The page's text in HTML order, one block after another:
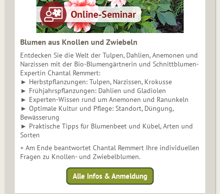
Blumen aus Knollen und Zwiebeln
Entdecken Sie die Welt der Tulpen, Dahlien, Anemonen und
Narzissen mit der Bio-Blumengärtnerin und Schnittblumen-
Expertin Chantal Remmert:
► Herbstpflanzungen: Tulpen, Narzissen, Krokusse
► Frühjahrspflanzungen: Dahlien und Gladiolen
► Experten-Wissen rund um Anemonen und Ranunkeln
► Optimale Kultur und Pflege: Standort, Düngung,
Bewässerung
► Praktische Tipps für Blumenbeet und Kübel, Arten und
Sorten
+ Am Ende beantwortet Chantal Remmert Ihre individuellen
Fragen zu Knollen- und Zwiebelblumen.
Alle Infos & Anmeldung